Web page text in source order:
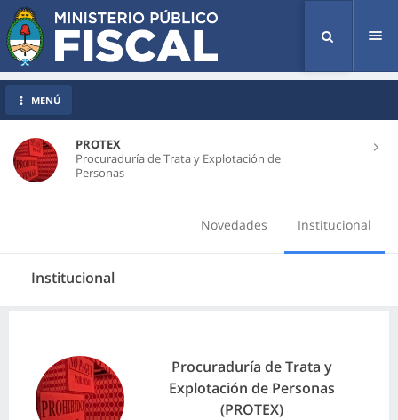
PROTEX
Procuraduría de Trata y Explotación de
Personas
Novedades Institucional
Institucional
MENÚ
Procuraduría de Trata y
Explotación de Personas
(PROTEX)